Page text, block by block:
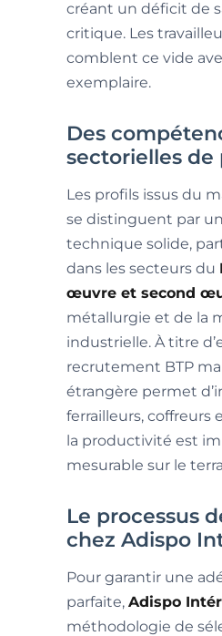
créant un déficit de
critique. Les
comblent ce vide
exemplaire.
Des
sectorielles de
Les profils issus du
se distinguent par
technique solide,
dans les secteurs du
œuvre et second
métallurgie et de la
industrielle. À titre
recrutement BTP
étrangère permet
ferrailleurs, coffreurs
la productivité est
mesurable sur le
Le processus
chez Adispo
Pour garantir une
parfaite, Adispo
méthodologie de